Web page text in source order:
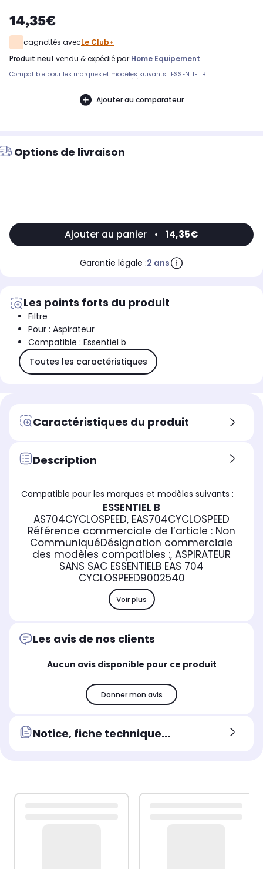
14,35€
cagnottés avecLe Club+
produit neuf vendu & expédié par Home Equipement
Compatible pour les marques et modèles suivants : ESSENTIEL B
AS704CYCLOSPEED, EAS704CYCLOSPEED Référence commerciale de l’article : Non
ASPIRATEUR SANS SAC ESSENTIELB EAS 704 CYCLOSPEED9002540
Ajouter au comparateur
Options de livraison
Ajouter au panier • 14,35€
Garantie légale :2 ans
Les points forts du produit
Filtre
Pour : Aspirateur
Compatible : Essentiel b
Toutes les caractéristiques
Caractéristiques du produit
Description
Compatible pour les marques et modèles suivants :
ESSENTIEL B
AS704CYCLOSPEED, EAS704CYCLOSPEED
Référence commerciale de l’article : Non
CommuniquéDésignation commerciale
des modèles compatibles :, ASPIRATEUR
SANS SAC ESSENTIELB EAS 704
CYCLOSPEED9002540
Voir plus
Les avis de nos clients
Aucun avis disponible pour ce produit
Donner mon avis
Notice, fiche technique...